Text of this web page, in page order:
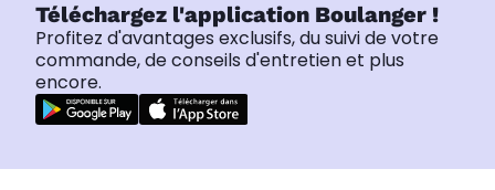
Téléchargez l'application Boulanger !
Profitez d'avantages exclusifs, du suivi de votre
commande, de conseils d'entretien et plus
encore.